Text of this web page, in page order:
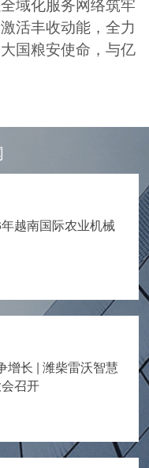
域化服务网络筑牢
活丰收动能，全力
国粮安使命，与亿
越南国际农业机械
增长 | 潍柴雷沃智慧
召开